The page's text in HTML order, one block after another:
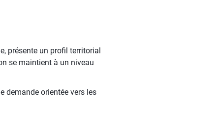
présente un profil territorial
se maintient à un niveau
demande orientée vers les